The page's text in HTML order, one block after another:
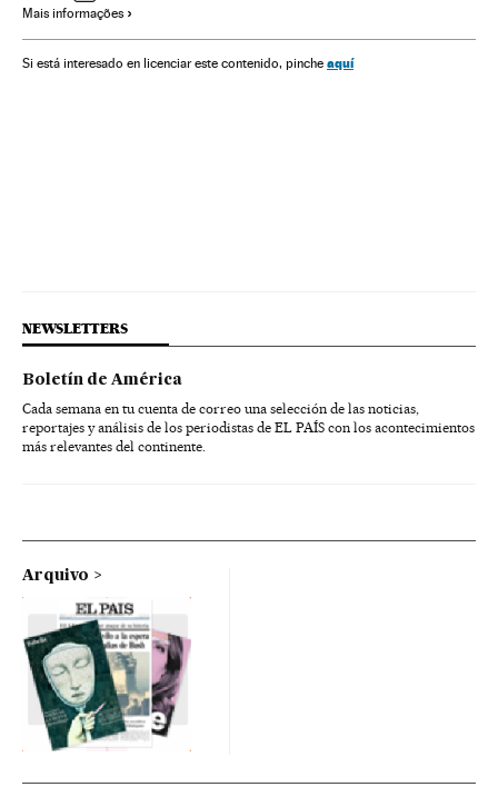
Mais informações
Si está interesado en licenciar este contenido, pinche aquí
NEWSLETTERS
Boletín de América
Cada semana en tu cuenta de correo una selección de las noticias,
reportajes y análisis de los periodistas de EL PAÍS con los acontecimientos
más relevantes del continente.
Arquivo